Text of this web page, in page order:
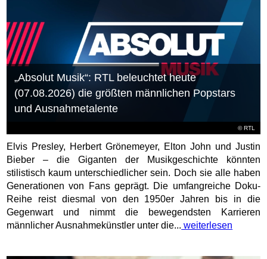
©RTL
„Absolut Musik“: RTL beleuchtet heute
(07.08.2026) die größten männlichen Popstars
und Ausnahmetalente
Elvis Presley, Herbert Grönemeyer, Elton John und Justin
Bieber – die Giganten der Musikgeschichte könnten
stilistisch kaum unterschiedlicher sein. Doch sie alle haben
Generationen von Fans geprägt. Die umfangreiche Doku-
Reihe reist diesmal von den 1950er Jahren bis in die
Gegenwart und nimmt die bewegendsten Karrieren
männlicher Ausnahmekünstler unter die... weiterlesen